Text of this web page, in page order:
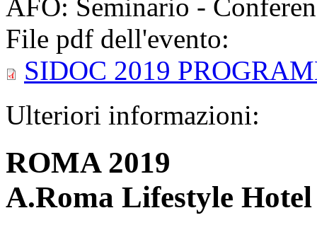
AFO: Seminario -
File pdf dell'evento:
SIDOC 2019
Ulteriori informazioni:
ROMA 2019
A.Roma Lifestyle